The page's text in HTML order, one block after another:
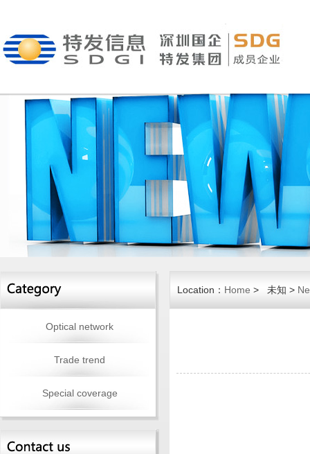
Optical network
Trade trend
Special coverage
Location： Home > 未知 >